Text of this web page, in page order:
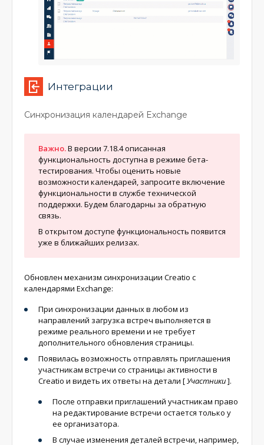
Интеграции
Синхронизация календарей Exchange
Важно.В версии 7.18.4 описанная
функциональность доступна в режиме бета-
тестирования. Чтобы оценить новые
возможности календарей, запросите включение
функциональности в службе технической
поддержки. Будем благодарны за обратную
связь.
В открытом доступе функциональность появится
уже в ближайших релизах.
Обновлен механизм синхронизации Creatio с
календарями Exchange:
При синхронизации данных в любом из
направлений загрузка встреч выполняется в
режиме реального времени и не требует
дополнительного обновления страницы.
Появилась возможность отправлять приглашения
участникам встречи со страницы активности в
Creatio и видеть их ответы на детали [Участники].
После отправки приглашений участникам право
на редактирование встречи остается только у
ее организатора.
В случае изменения деталей встречи, например,